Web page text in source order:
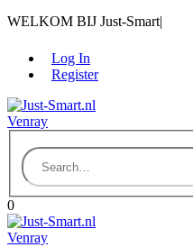
WELKOM BIJ Just-Smart|
Log In
Register
0